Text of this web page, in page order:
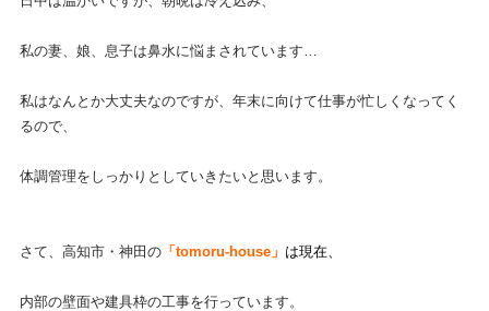
私の妻、娘、息子は鼻水に悩まされています…
私はなんとか大丈夫なのですが、年末に向けて仕事が忙しくなってく
るので、
体調管理をしっかりとしていきたいと思います。
さて、高知市・神田の「tomoru-house」 は現在、
内部の壁面や建具枠の工事を行っています。